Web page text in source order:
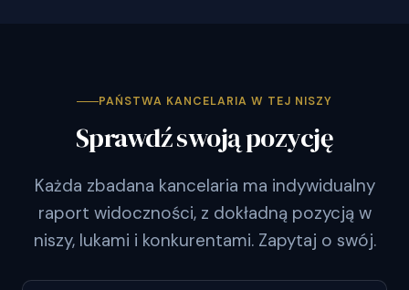
PAŃSTWA KANCELARIA W TEJ NISZY
Sprawdź swoją pozycję
Każda zbadana kancelaria ma indywidualny
raport widoczności, z dokładną pozycją w
niszy, lukami i konkurentami. Zapytaj o swój.